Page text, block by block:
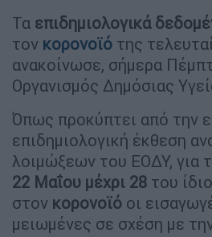
Τα επιδημιολογικά
τον κορονοϊό της
ανακοίνωσε, σήμερα
Οργανισμός Δημόσιας
Όπως προκύπτει από την
επιδημιολογική έκθεση
λοιμώξεων του ΕΟΔΥ, για
22 Μαΐου μέχρι 28 του
στον κορονοϊό οι
μειωμένες σε σχέση με